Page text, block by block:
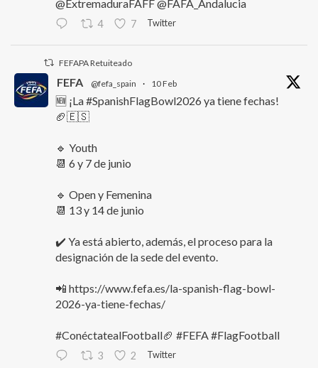
@ExtremaduraFAFF @FAFA_Andalucia
4 7 Twitter
FEFAPA Retuiteado
FEFA @fefa_spain · 10 Feb
🆕 ¡La #SpanishFlagBowl2026 ya tiene fechas!
🏈🇪🇸
🔹 Youth
📆 6 y 7 de junio
🔹 Open y Femenina
📆 13 y 14 de junio
✔️ Ya está abierto, además, el proceso para la
designación de la sede del evento.
📲 https://www.fefa.es/la-spanish-flag-bowl-
2026-ya-tiene-fechas/
#ConéctatealFootball🏈 #FEFA #FlagFootball
3 2 Twitter